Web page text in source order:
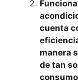
cuenta
manera
de tan